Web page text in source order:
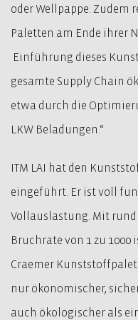
oder Wellpappe. Zudem
Paletten am Ende ihrer
Einführung dieses
gesamte Supply Chain
etwa durch die
LKW Beladungen.“
ITM LAI hat den
eingeführt. Er ist voll
Vollauslastung. Mit
Bruchrate von 1 zu 1000
Craemer
nur ökonomischer,
auch ökologischer als